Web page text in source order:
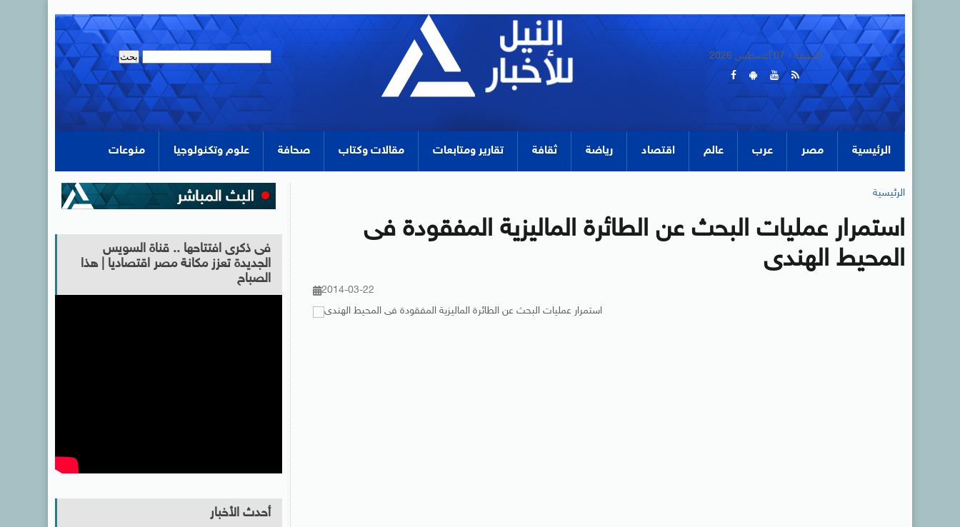
الجمعة - 07 أغسطس 2026
الرئيسية مصر عرب عالم اقتصاد رياضة ثقافة تقارير ومتابعات مقالات وكتاب صحافة علوم وتكنولوجيا منوعات
الرئيسية
استمرار عمليات البحث عن الطائرة الماليزية المفقودة فى
المحيط الهندى
2014-03-22
فى ذكرى افتتاحها .. قناة السويس
الجديدة تعزز مكانة مصر اقتصاديا | هذا
الصباح
أحدث الأخبار